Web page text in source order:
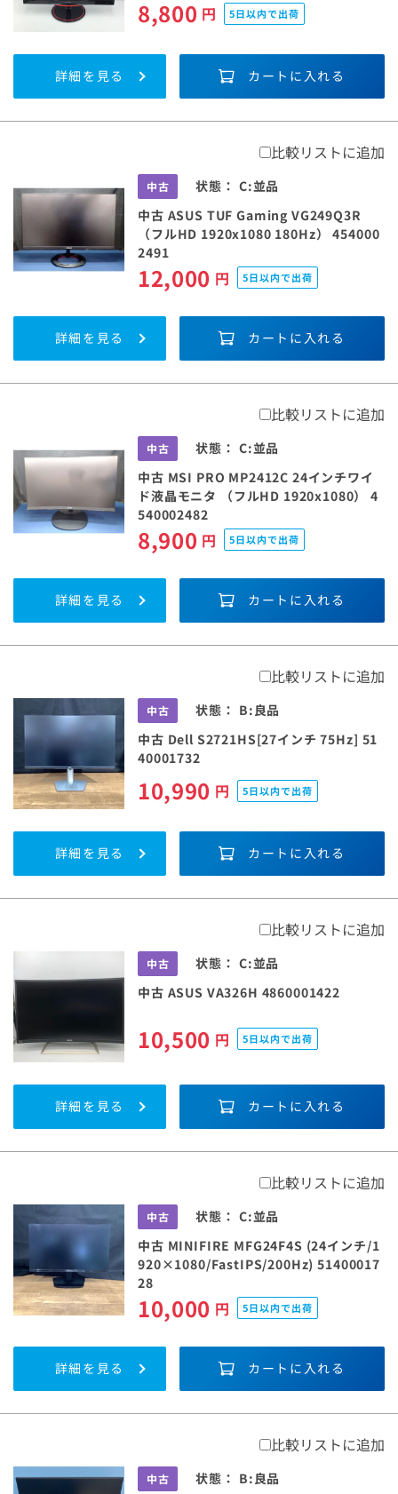
8,800 円 5日以内で出荷
詳細を見る カートに入れる
比較リストに追加
中古 状態： C:並品
中古 ASUS TUF Gaming VG249Q3R
（フルHD 1920x1080 180Hz） 454000
2491
12,000 円 5日以内で出荷
詳細を見る カートに入れる
比較リストに追加
中古 状態： C:並品
中古 MSI PRO MP2412C 24インチワイ
ド液晶モニタ （フルHD 1920x1080） 4
540002482
8,900 円 5日以内で出荷
詳細を見る カートに入れる
比較リストに追加
中古 状態： B:良品
中古 Dell S2721HS[27インチ 75Hz] 51
40001732
10,990 円 5日以内で出荷
詳細を見る カートに入れる
比較リストに追加
中古 状態： C:並品
中古 ASUS VA326H 4860001422
10,500 円 5日以内で出荷
詳細を見る カートに入れる
比較リストに追加
中古 状態： C:並品
中古 MINIFIRE MFG24F4S (24インチ/1
920×1080/FastIPS/200Hz) 51400017
28
10,000 円 5日以内で出荷
詳細を見る カートに入れる
比較リストに追加
中古 状態： B:良品